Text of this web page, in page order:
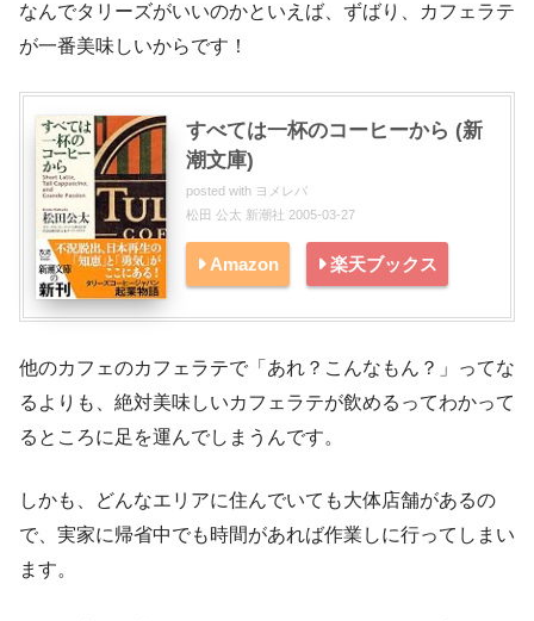
なんでタリーズがいいのかといえば、ずばり、カフェラテ
が一番美味しいからです！
すべては一杯のコーヒーから (新
潮文庫)
posted with ヨメレバ
松田 公太 新潮社 2005-03-27
Amazon 楽天ブックス
他のカフェのカフェラテで「あれ？こんなもん？」ってな
るよりも、絶対美味しいカフェラテが飲めるってわかって
るところに足を運んでしまうんです。
しかも、どんなエリアに住んでいても大体店舗があるの
で、実家に帰省中でも時間があれば作業しに行ってしまい
ます。